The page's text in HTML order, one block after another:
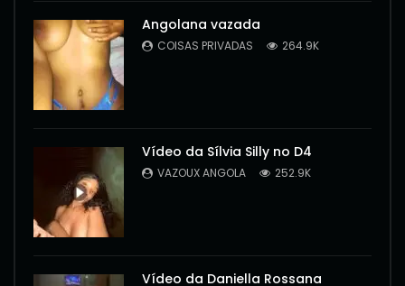
Angolana vazada
COISAS PRIVADAS 264.9K
Vídeo da Sílvia Silly no D4
VAZOUX ANGOLA 252.9K
Vídeo da Daniella Rossana